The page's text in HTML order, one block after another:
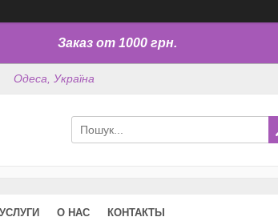
Заказ от 1000 грн.
Одеса, Україна
О НАС КОНТАКТЫ